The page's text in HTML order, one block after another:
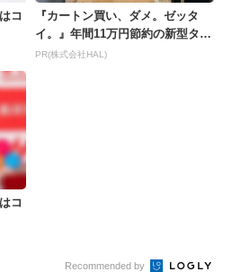
コ
『カートン買い、ダメ。ゼッタ
イ。』年間11万円節約の新型タバ
コが爆売れ
PR(株式会社HAL)
コ
Recommended by